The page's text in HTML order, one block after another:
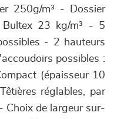
250g/m³ - Dossier
23 kg/m³ - 5
- 2 hauteurs
possibles :
(épaisseur 10
réglables, par
Choix de largeur sur-